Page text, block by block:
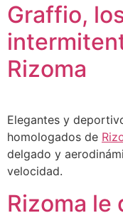
Graffio,
Rizoma
Elegantes y
homologados de
delgado y
velocidad.
Rizoma le